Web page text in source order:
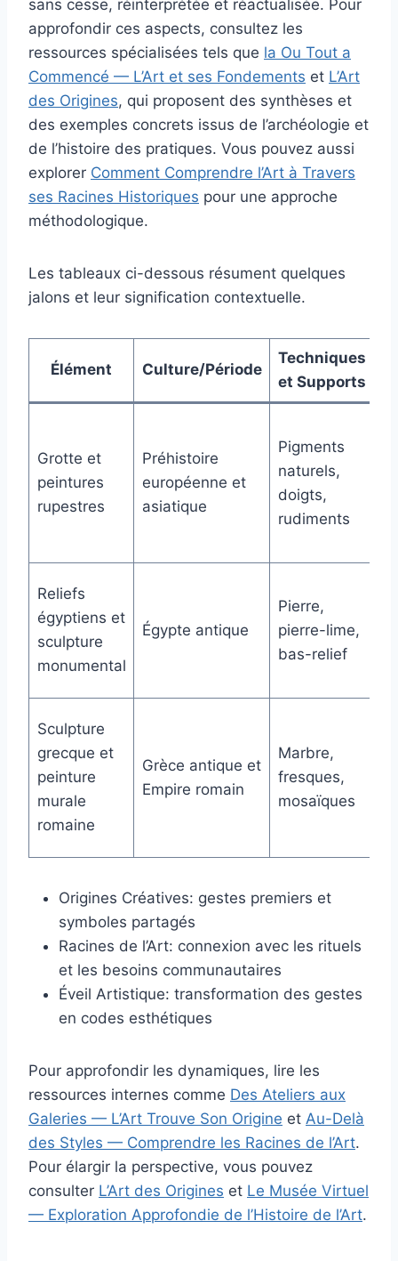
sans cesse, réinterprétée et réactualisée. Pour
approfondir ces aspects, consultez les
ressources spécialisées tels que la Ou Tout a
Commencé — L’Art et ses Fondements et L’Art
des Origines, qui proposent des synthèses et
des exemples concrets issus de l’archéologie et
de l’histoire des pratiques. Vous pouvez aussi
explorer Comment Comprendre l’Art à Travers
ses Racines Historiques pour une approche
méthodologique.
Les tableaux ci-dessous résument quelques
jalons et leur signification contextuelle.
Élément Culture/Période
Techniques
et Supports
Grotte et
peintures
rupestres
Préhistoire
européenne et
asiatique
Pigments
naturels,
doigts,
rudiments
Reliefs
égyptiens et
sculpture
monumental
Égypte antique
Pierre,
pierre-lime,
bas-relief
Sculpture
grecque et
peinture
murale
romaine
Grèce antique et
Empire romain
Marbre,
fresques,
mosaïques
Origines Créatives: gestes premiers et
symboles partagés
Racines de l’Art: connexion avec les rituels
et les besoins communautaires
Éveil Artistique: transformation des gestes
en codes esthétiques
Pour approfondir les dynamiques, lire les
ressources internes comme Des Ateliers aux
Galeries — L’Art Trouve Son Origine et Au-Delà
des Styles — Comprendre les Racines de l’Art.
Pour élargir la perspective, vous pouvez
consulter L’Art des Origines et Le Musée Virtuel
— Exploration Approfondie de l’Histoire de l’Art.